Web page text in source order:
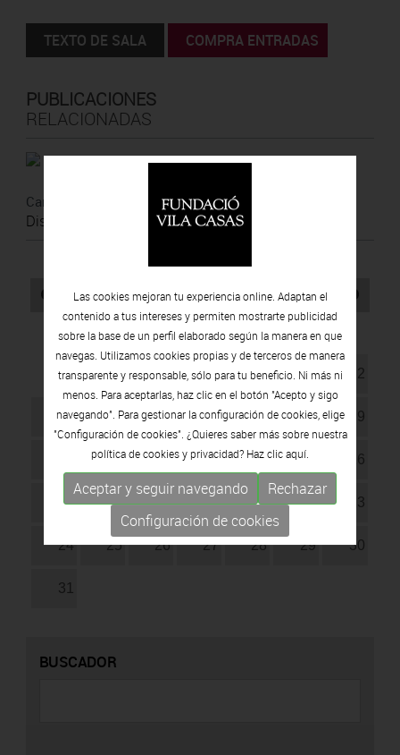
TEXTO DE SALA COMPRA ENTRADAS
PUBLICACIONES
RELACIONADAS
2024
Carma Casulá
Disponible online
Agosto 2026
Lu Ma Mi Ju Vi Sá Do
1 2
3 4 5 6 7 8 9
11 12 13 14 15 16
17 18 19 20 21 22 23
24 25 26 27 28 29 30
31
BUSCADOR
Las cookies mejoran tu experiencia online. Adaptan el
contenido a tus intereses y permiten mostrarte publicidad
sobre la base de un perfil elaborado según la manera en que
navegas. Utilizamos cookies propias y de terceros de manera
transparente y responsable, sólo para tu beneficio. Ni más ni
menos. Para aceptarlas, haz clic en el botón "Acepto y sigo
navegando". Para gestionar la configuración de cookies, elige
"Configuración de cookies". ¿Quieres saber más sobre nuestra
política de cookies y privacidad? Haz clicaquí.
Aceptar y seguir navegando
Rechazar
Configuración de cookies